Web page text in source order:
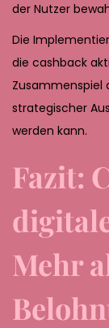
der Nutzer
Die
die cashback
Zusammenspiel
strategischer
werden kann.
Fazit:
Mehr